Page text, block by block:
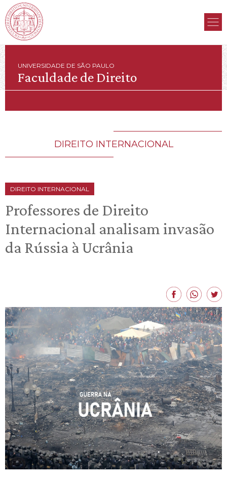
UNIVERSIDADE DE SÃO PAULO
Faculdade de Direito
DIREITO INTERNACIONAL
DIREITO INTERNACIONAL
Professores de Direito
Internacional analisam invasão
da Rússia à Ucrânia